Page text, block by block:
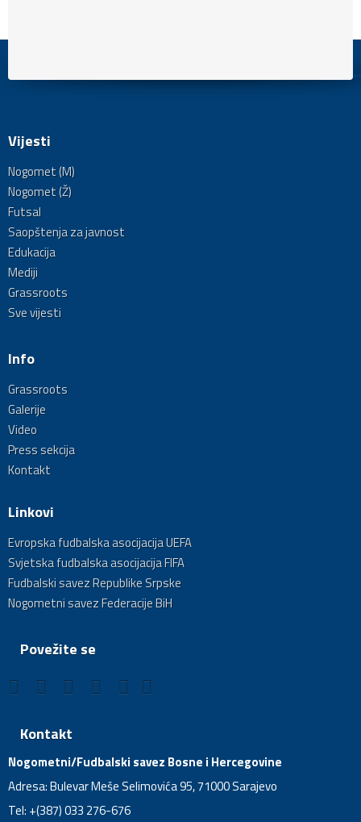
Vijesti
Nogomet (M)
Nogomet (Ž)
Futsal
Saopštenja za javnost
Edukacija
Mediji
Grassroots
Sve vijesti
Info
Grassroots
Galerije
Video
Press sekcija
Kontakt
Linkovi
Evropska fudbalska asocijacija UEFA
Svjetska fudbalska asocijacija FIFA
Fudbalski savez Republike Srpske
Nogometni savez Federacije BiH
Povežite se
Kontakt
Nogometni/Fudbalski savez Bosne i Hercegovine
Adresa: Bulevar Meše Selimovića 95, 71000 Sarajevo
Tel: +(387) 033 276-676